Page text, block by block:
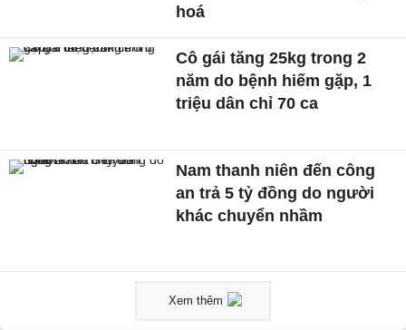
hoá
Cô gái tăng 25kg trong 2
năm do bệnh hiếm gặp, 1
triệu dân chỉ 70 ca
Nam thanh niên đến công
an trả 5 tỷ đồng do người
khác chuyển nhầm
Xem thêm